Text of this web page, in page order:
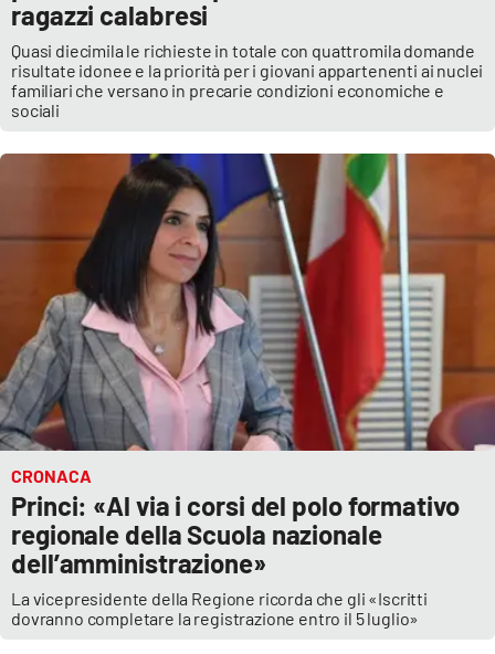
ragazzi calabresi
Quasi diecimila le richieste in totale con quattromila domande
risultate idonee e la priorità per i giovani appartenenti ai nuclei
familiari che versano in precarie condizioni economiche e
sociali
CRONACA
Princi: «Al via i corsi del polo formativo
regionale della Scuola nazionale
dell’amministrazione»
La vicepresidente della Regione ricorda che gli «Iscritti
dovranno completare la registrazione entro il 5 luglio»